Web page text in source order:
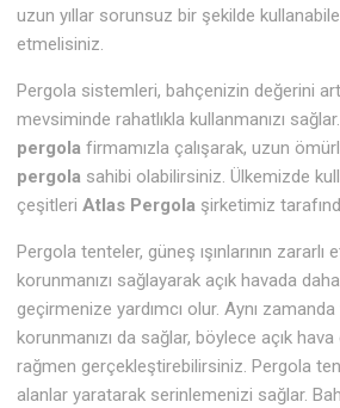
uzun yıllar sorunsuz bir şekilde
etmelisiniz.
Pergola sistemleri, bahçenizin değerini
mevsiminde rahatlıkla kullanmanızı
pergola firmamızla çalışarak, uzun
pergola sahibi olabilirsiniz. Ülkemizde
çeşitleriAtlas Pergola şirketimiz
Pergola tenteler, güneş ışınlarının zararlı
korunmanızı sağlayarak açık havada
geçirmenize yardımcı olur. Aynı
korunmanızı da sağlar, böylece açık
rağmen gerçekleştirebilirsiniz. Pergola
alanlar yaratarak serinlemenizi sağlar.